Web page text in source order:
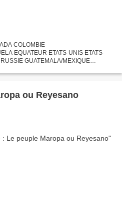
COLOMBIE
EQUATEUR ETATS-UNIS ETATS-
GUATEMALA/MEXIQUE
ou Reyesano